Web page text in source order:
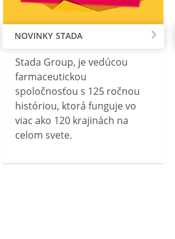
NOVINKY STADA
Stada Group, je vedúcou
farmaceutickou
spoločnosťou s 125 ročnou
históriou, ktorá funguje vo
viac ako 120 krajinách na
celom svete.